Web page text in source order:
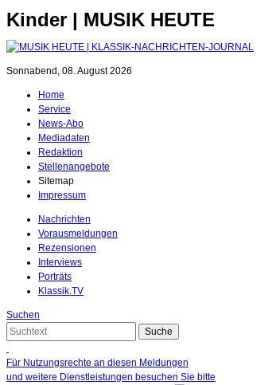
Kinder | MUSIK HEUTE
Sonnabend, 08. August 2026
Home
Service
News-Abo
Mediadaten
Redaktion
Stellenangebote
Sitemap
Impressum
Nachrichten
Vorausmeldungen
Rezensionen
Interviews
Porträts
Klassik.TV
Suchen
Für Nutzungsrechte an diesen Meldungen
und weitere Dienstleistungen besuchen Sie bitte